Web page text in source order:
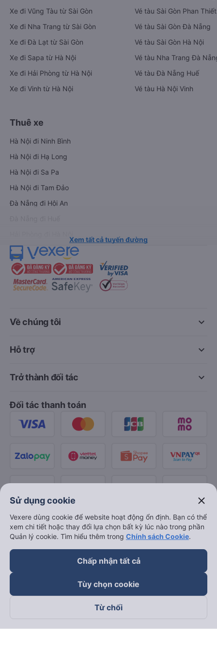
Xe đi Vũng Tàu từ Sài Gòn
Xe đi Nha Trang từ Sài Gòn
Xe đi Đà Lạt từ Sài Gòn
Xe đi Sapa từ Hà Nội
Xe đi Hải Phòng từ Hà Nội
Xe đi Vinh từ Hà Nội
Vé tàu Sài Gòn Phan Thiết
Vé tàu Sài Gòn Đà Nẵng
Vé tàu Sài Gòn Hà Nội
Vé tàu Nha Trang Đà
Vé tàu Đà Nẵng Huế
Vé tàu Hà Nội Vinh
Thuê xe
Hà Nội đi Ninh Bình
Hà Nội đi Hạ Long
Hà Nội đi Sa Pa
Hà Nội đi Tam Đảo
Đà Nẵng đi Hội An
Xem tất cả tuyến đường
keyboard_arrow_down
Về chúng tôi
keyboard_arrow_down
Hỗ trợ
keyboard_arrow_down
Trở thành đối tác
Đối tác thanh toán
Theo dõi chúng tôi trên
Sử dụng cookie close
Vexere dùng cookie để website hoạt động ổn định. Bạn có thể
xem chi tiết hoặc thay đổi lựa chọn bất kỳ lúc nào trong phần
Quản lý cookie. Tìm hiểu thêm trong Chính sách Cookie.
Chấp nhận tất cả
Tùy chọn cookie
Từ chối